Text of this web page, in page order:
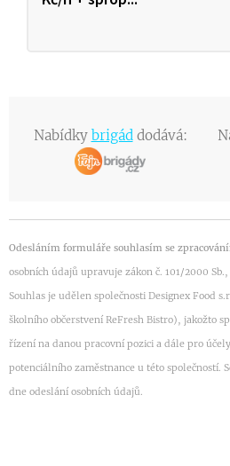
Nabídky brigáddodává:
Odesláním formuláře souhlasím se
osobních údajů upravuje zákon č. 101/2000
Souhlas je udělen společnosti Designex Food
školního občerstvení ReFresh Bistro), jakožto
řízení na danou pracovní pozici a dále pro
potenciálního zaměstnance u této společností.
dne odeslání osobních údajů.